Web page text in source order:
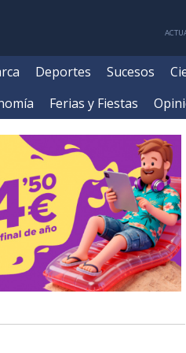
Deportes Sucesos
Ferias y Fiestas